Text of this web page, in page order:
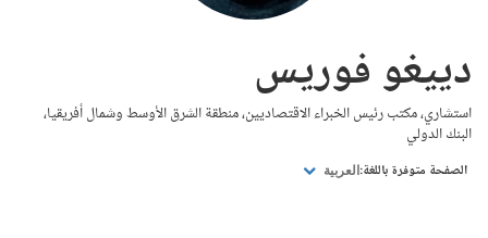
دييغو فوريس
استشاري، مكتب رئيس الخبراء الاقتصاديين، منطقة الشرق الأوسط وشمال أفريقيا،
البنك الدولي
الصفحة متوفرة باللغة: العربية